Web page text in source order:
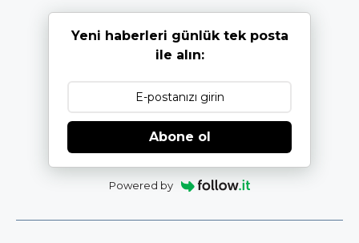
Yeni haberleri günlük tek posta
ile alın:
Abone ol
Powered by